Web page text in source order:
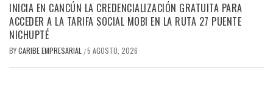
INICIA EN CANCÚN LA CREDENCIALIZACIÓN GRATUITA PARA
ACCEDER A LA TARIFA SOCIAL MOBI EN LA RUTA 27 PUENTE
NICHUPTÉ
BYCARIBE EMPRESARIAL /5 AGOSTO, 2026